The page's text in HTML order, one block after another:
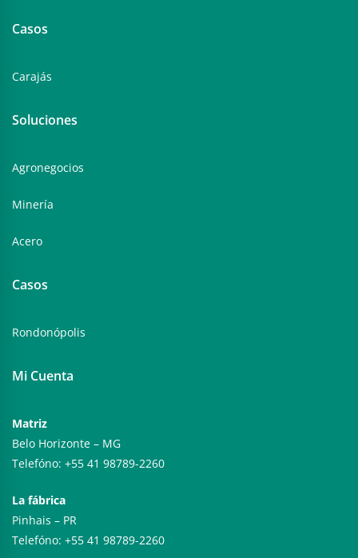
Casos
Carajás
Soluciones
Agronegocios
Minería
Acero
Casos
Rondonópolis
Mi Cuenta
Matriz
Belo Horizonte – MG
Telefóno: +55 41 98789-2260
La fábrica
Pinhais – PR
Telefóno: +55 41 98789-2260